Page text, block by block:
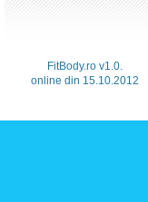
FitBody.ro v1.0.
online din 15.10.2012